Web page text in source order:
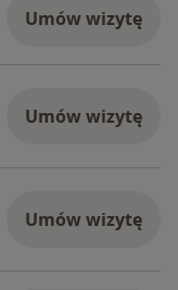
szyjki
w obrębie
Umów wizytę
Umów wizytę
Umów wizytę